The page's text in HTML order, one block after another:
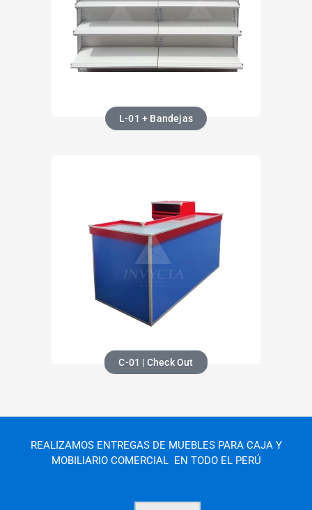
L-01 + Bandejas
C-01 | Check Out
REALIZAMOS ENTREGAS DE MUEBLES PARA CAJA Y
MOBILIARIO COMERCIAL EN TODO EL PERÚ